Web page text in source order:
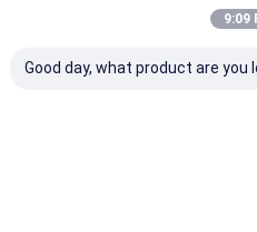
9:09
Good day, what product are you